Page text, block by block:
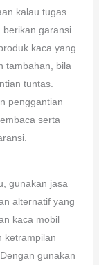
kalau tugas
berikan garansi
kaca yang
tambahan, bila
tuntas.
penggantian
serta
gunakan jasa
alternatif yang
kaca mobil
ketrampilan
gunakan